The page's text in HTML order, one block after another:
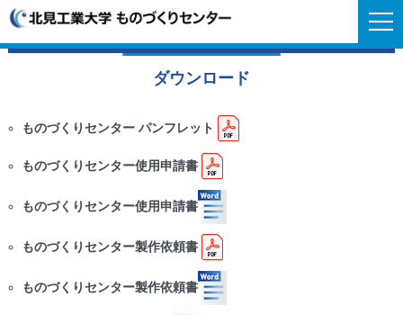
ダウンロード
ものづくりセンター パンフレット
ものづくりセンター使用申請書
ものづくりセンター使用申請書
ものづくりセンター製作依頼書
ものづくりセンター製作依頼書